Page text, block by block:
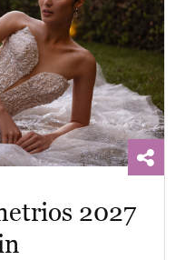
2027